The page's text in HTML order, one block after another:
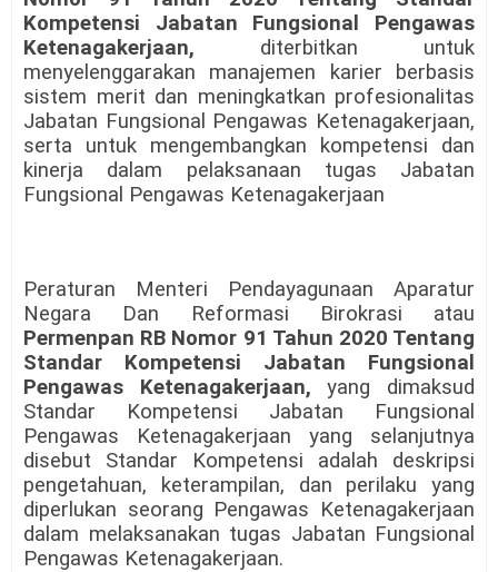
Kompetensi Jabatan Fungsional Pengawas
Ketenagakerjaan, diterbitkan untuk
menyelenggarakan manajemen karier berbasis
sistem merit dan meningkatkan profesionalitas
Jabatan Fungsional Pengawas Ketenagakerjaan,
serta untuk mengembangkan kompetensi dan
kinerja dalam pelaksanaan tugas Jabatan
Fungsional Pengawas Ketenagakerjaan
Peraturan Menteri Pendayagunaan Aparatur
Negara Dan Reformasi Birokrasi atau
Permenpan RB Nomor 91 Tahun 2020 Tentang
Standar Kompetensi Jabatan Fungsional
Pengawas Ketenagakerjaan,yang dimaksud
Standar Kompetensi Jabatan Fungsional
Pengawas Ketenagakerjaan yang selanjutnya
disebut Standar Kompetensi adalah deskripsi
pengetahuan, keterampilan, dan perilaku yang
diperlukan seorang Pengawas Ketenagakerjaan
dalam melaksanakan tugas Jabatan Fungsional
Pengawas Ketenagakerjaan.